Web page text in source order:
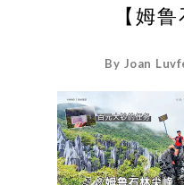
【姆
By Joan